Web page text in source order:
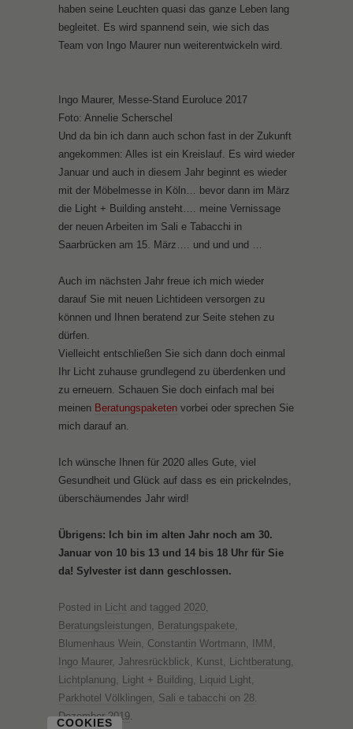
haben seine Leuchten quasi das ganze Leben lang
begleitet. Es wird spannend sein, wie sich das
Team von Ingo Maurer nun weiterentwickeln wird.
Ingo Maurer, Messe-Stand Euroluce 2017
Foto: Annelie Scherschel
Und da bin ich dann auch schon fast in der Zukunft
angekommen: Alles ist ein Kreislauf. Es wird wieder
Januar und auch in diesem Jahr beginnt es wieder
mit der Möbelmesse in Köln… bevor dann im März
die Light + Building ansteht…. meine Vernissage
der neuen Arbeiten im Sali e Tabacchi in
Saarbrücken am 15. März…. und und und …
Auch im nächsten Jahr freue ich mich wieder
darauf Sie mit neuen Lichtideen versorgen zu
können und Ihnen beratend zur Seite stehen zu
dürfen.
Vielleicht entschließen Sie sich dann doch einmal
Ihr Licht zuhause grundlegend zu überdenken und
zu erneuern. Schauen Sie doch einfach mal bei
meinen Beratungspaketen vorbei oder sprechen Sie
mich darauf an.
Ich wünsche Ihnen für 2020 alles Gute, viel
Gesundheit und Glück auf dass es ein prickelndes,
überschäumendes Jahr wird!
Übrigens: Ich bin im alten Jahr noch am 30.
Januar von 10 bis 13 und 14 bis 18 Uhr für Sie
da! Sylvester ist dann geschlossen.
Posted in Licht and tagged 2020
Beratungsleistungen
Beratungspakete
Blumenhaus Wein
Constantin Wortmann IMM
Ingo Maurer, Jahresrückblick Kunst Lichtberatung
Lichtplanung
Light + Building Liquid Light
Parkhotel Völklingen
Sali e tabacchi on 28.
Dezember 2019
COOKIES